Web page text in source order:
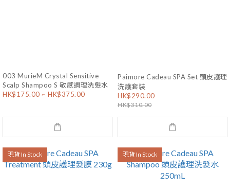
003 MurieM Crystal Sensitive
Scalp Shampoo S 敏感調理洗髮水
HK$175.00 ~ HK$375.00
Paimore Cadeau SPA Set 頭皮護理
洗護套裝
HK$290.00
HK$310.00
現貨 In Stock 現貨 In Stock